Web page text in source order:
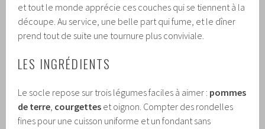
et tout le monde apprécie ces couches qui se tiennent à la
découpe. Au service, une belle part qui fume, et le dîner
prend tout de suite une tournure plus conviviale.
LES INGRÉDIENTS
Le socle repose sur trois légumes faciles à aimer : pommes
de terre courgettes et oignon. Compter des rondelles
fines pour une cuisson uniforme et un fondant sans